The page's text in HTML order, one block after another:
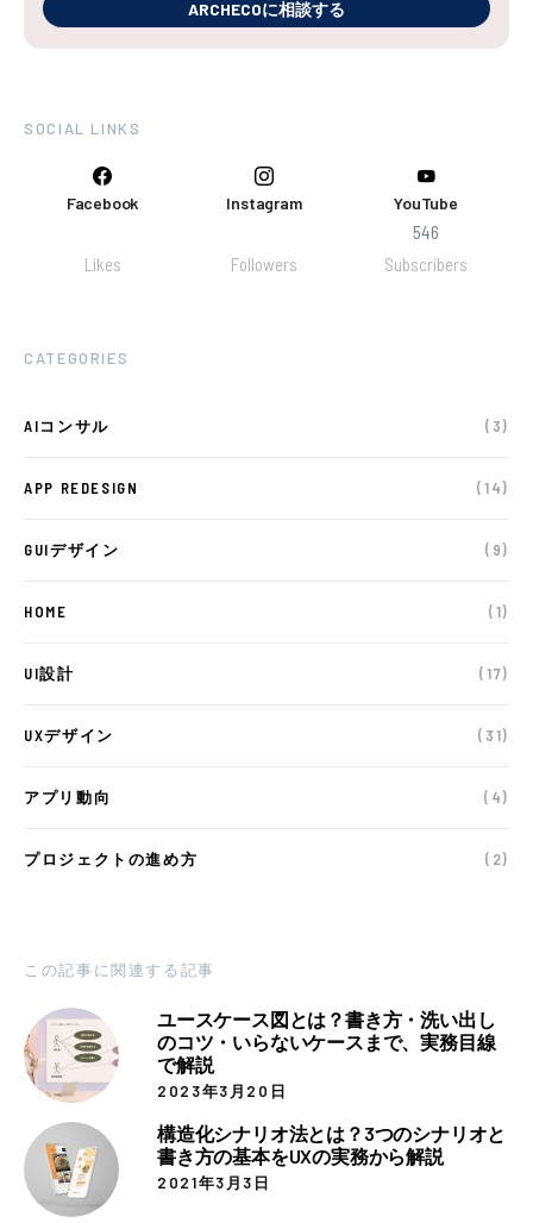
ARCHECOに相談する
SOCIAL LINKS
Facebook
Likes
Instagram
Followers
YouTube
546
Subscribers
CATEGORIES
AIコンサル (3)
APP REDESIGN (14)
GUIデザイン (9)
HOME (1)
UI設計 (17)
UXデザイン (31)
アプリ動向 (4)
プロジェクトの進め方 (2)
この記事に関連する記事
ユースケース図とは？書き方・洗い出し
のコツ・いらないケースまで、実務目線
で解説
2023年3月20日
構造化シナリオ法とは？3つのシナリオと
書き方の基本をUXの実務から解説
2021年3月3日